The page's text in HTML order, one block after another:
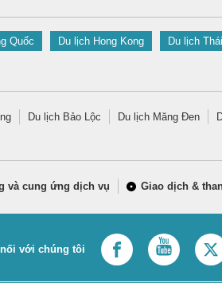
Quốc Du lịch Hong Kong Du lịch
Du lịch Bảo Lộc Du lịch Măng Đen
và cung ứng dịch vụ Giao dịch &
nối với chúng tôi